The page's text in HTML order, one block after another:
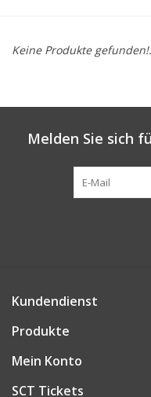
Keine Produkte
Melden Sie sich
Kundendienst
Produkte
Mein Konto
SCT Tickets